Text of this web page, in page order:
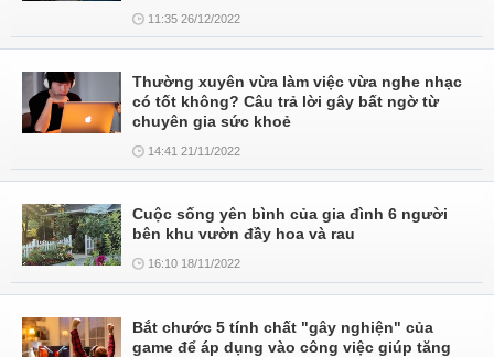
11:35 26/12/2022
Thường xuyên vừa làm việc vừa nghe nhạc
có tốt không? Câu trả lời gây bất ngờ từ
chuyên gia sức khoẻ
14:41 21/11/2022
Cuộc sống yên bình của gia đình 6 người
bên khu vườn đầy hoa và rau
16:10 18/11/2022
Bắt chước 5 tính chất "gây nghiện" của
game để áp dụng vào công việc giúp tăng